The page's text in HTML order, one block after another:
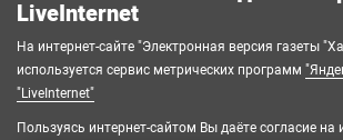
LiveInternet
На интернет-сайте "Электронная версия газеты
используется сервис метрических программ
"LiveInternet"
Пользуясь интернет-сайтом Вы даёте согласие на